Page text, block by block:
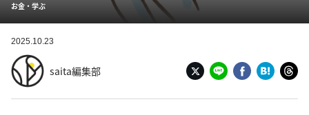
お金・学ぶ
2025.10.23
saita編集部